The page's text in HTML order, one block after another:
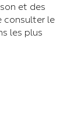
et des
consulter le
les plus